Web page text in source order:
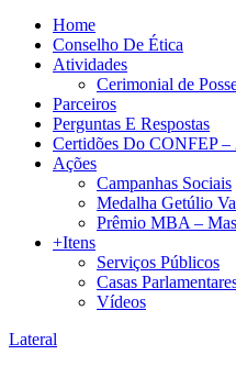
Home
Conselho De Ética
Atividades
Cerimonial de
Parceiros
Perguntas E Respostas
Certidões Do CONFEP –
Ações
Campanhas Sociais
Medalha Getúlio
Prêmio MBA –
+Itens
Serviços Públicos
Casas
Vídeos
Lateral